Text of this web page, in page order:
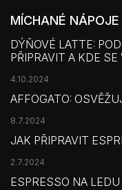
MÍCHANÉ
DÝŇOVÉ LATTE:
PŘIPRAVIT A KDE SE
4.10.2024
AFFOGATO:
8.7.2024
JAK PŘIPRAVIT
2.7.2024
ESPRESSO NA LEDU